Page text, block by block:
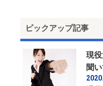
ピックアップ記事
現
聞